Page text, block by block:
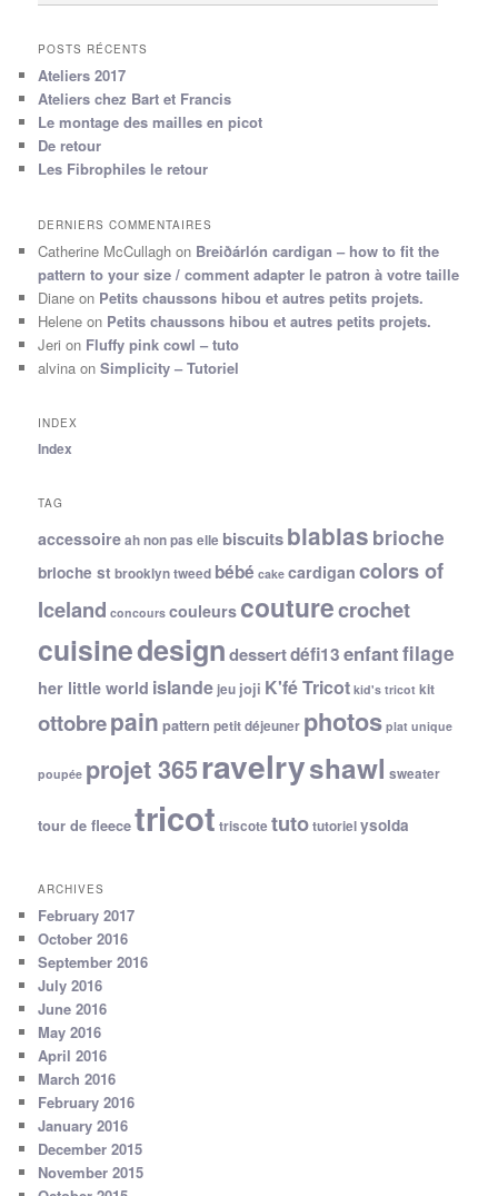
POSTS RÉCENTS
Ateliers 2017
Ateliers chez Bart et Francis
Le montage des mailles en picot
De retour
Les Fibrophiles le retour
DERNIERS COMMENTAIRES
Catherine McCullagh on Breiðárlón cardigan – how to fit the
pattern to your size / comment adapter le patron à votre taille
Diane on Petits chaussons hibou et autres petits projets.
Helene on Petits chaussons hibou et autres petits projets.
Jeri on Fluffy pink cowl – tuto
alvina onSimplicity – Tutoriel
INDEX
Index
TAG
accessoireah non pas elle biscuitsblablas brioche
brioche st brooklyn tweed bébé cake cardigan colors of
Iceland concours couleurscouturecrochet
cuisinedesigndessertdéfi13enfantfilage
her little world islandejeu joji K'fé Tricot kid's tricot kit
ottobrepain pattern petit déjeuner photos plat unique
poupée projet 365ravelryshawl sweater
tour de fleecetricot triscote tutotutorielysolda
ARCHIVES
February 2017
October 2016
September 2016
July 2016
June 2016
May 2016
April 2016
March 2016
February 2016
January 2016
December 2015
November 2015